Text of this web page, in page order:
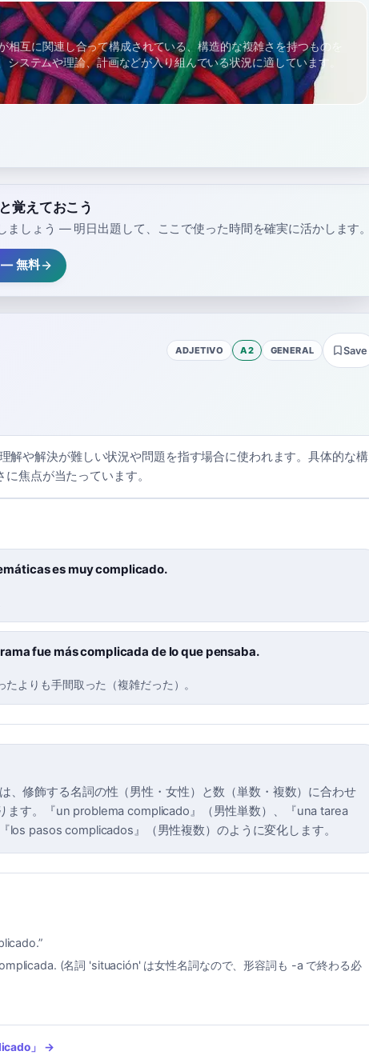
相互に関連し合って構成されている、構造的な複雑さを持つものを
システムや理論、計画などが入り組んでいる状況に適しています。
覚えておこう
ましょう — 明日出題して、ここで使った時間を確実に活かします。
— 無料
ADJETIVO A2 GENERAL Save
解や解決が難しい状況や問題を指す場合に使われます。具体的な構
焦点が当たっています。
es muy complicado.
fue más complicada de lo que pensaba.
よりも手間取った（複雑だった）。
、修飾する名詞の性（男性・女性）と数（単数・複数）に合わせ
ます。『un problema complicado』（男性単数）、『una tarea
los pasos complicados』（男性複数）のように変化します。
”
(名詞 'situación' は女性名詞なので、形容詞も -a で終わる必
」 →